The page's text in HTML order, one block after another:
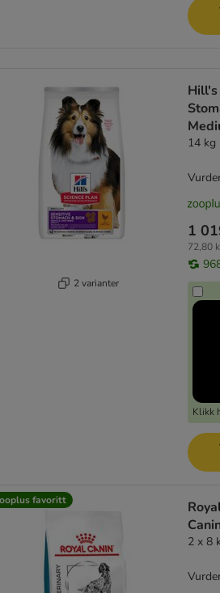
2 varianter
Hill's
14 kg
1
72,80
Klikk
favoritt
2 x 8